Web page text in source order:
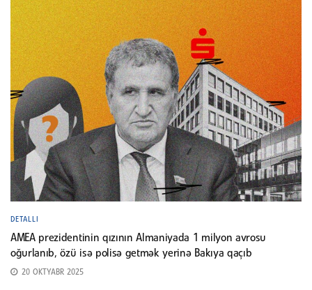
DETALLI
AMEA prezidentinin qızının Almaniyada 1 milyon avrosu
oğurlanıb, özü isə polisə getmək yerinə Bakıya qaçıb
20 OKTYABR 2025